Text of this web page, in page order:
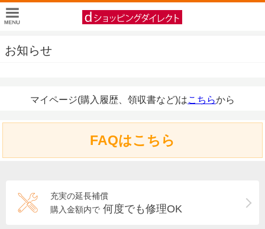
お知らせ
マイページ(購入履歴、領収書など)はこちらから
FAQはこちら
充実の延長補償
購入金額内で 何度でも修理OK